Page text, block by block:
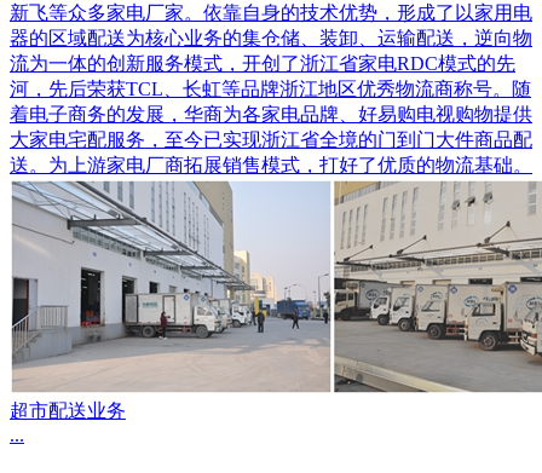
新飞等众多家电厂家。依靠自身的技术优势，形成了以家用电
器的区域配送为核心业务的集仓储、装卸、运输配送，逆向物
流为一体的创新服务模式，开创了浙江省家电RDC模式的先
河，先后荣获TCL、长虹等品牌浙江地区优秀物流商称号。随
着电子商务的发展，华商为各家电品牌、好易购电视购物提供
大家电宅配服务，至今已实现浙江省全境的门到门大件商品配
送。为上游家电厂商拓展销售模式，打好了优质的物流基础。
超市配送业务
...